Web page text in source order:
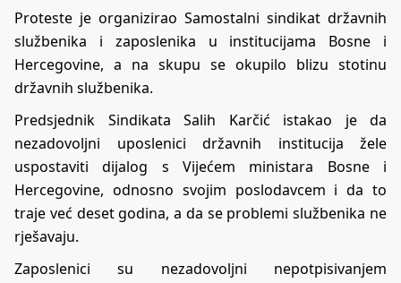
Proteste je organizirao Samostalni sindikat državnih
službenika i zaposlenika u institucijama Bosne i
Hercegovine, a na skupu se okupilo blizu stotinu
državnih službenika.
Predsjednik Sindikata Salih Karčić istakao je da
nezadovoljni uposlenici državnih institucija žele
uspostaviti dijalog s Vijećem ministara Bosne i
Hercegovine, odnosno svojim poslodavcem i da to
traje već deset godina, a da se problemi službenika ne
rješavaju.
Zaposlenici su nezadovoljni nepotpisivanjem